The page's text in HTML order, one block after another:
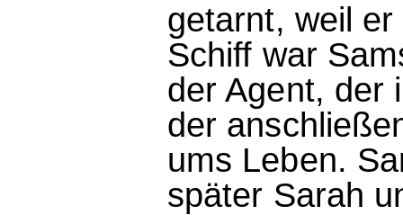
getarnt, weil
Schiff war
der Agent, der
der
ums Leben.
später Sarah